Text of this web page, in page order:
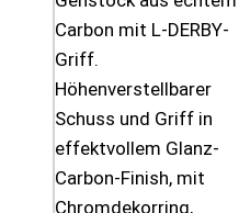
Carbon mit L-DERBY-
Griff.
Höhenverstellbarer
Schuss und Griff in
effektvollem Glanz-
Carbon-Finish, mit
Chromdekorring,